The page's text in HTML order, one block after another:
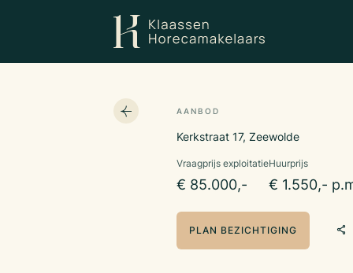
AANBOD
Kerkstraat 17, Zeewolde
Vraagprijs exploitatie
€ 85.000,-
Huurprijs
€ 1.550,-
PLAN BEZICHTIGING